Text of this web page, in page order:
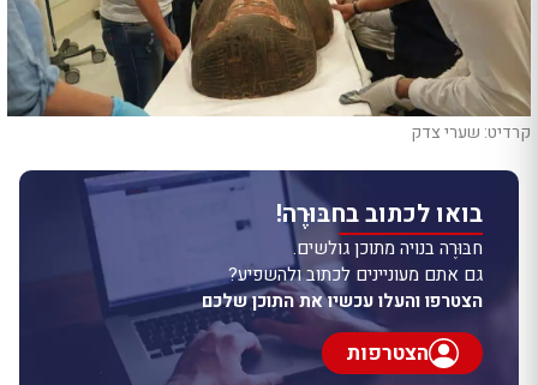
קרדיט: שערי צדק
בואו לכתוב בחבּוּרֶה!
חבּוּרֶה בנויה מתוכן גולשים.
גם אתם מעוניינים לכתוב ולהשפיע?
הצטרפו והעלו עכשיו את התוכן שלכם
הצטרפות